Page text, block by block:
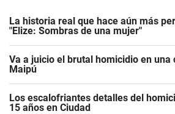
La historia real que hace aún más
"Elize: Sombras de una mujer"
Va a juicio el brutal homicidio en una
Maipú
Los escalofriantes detalles del
15 años en Ciudad